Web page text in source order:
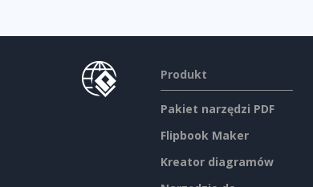
Produkt
Pakiet narzędzi PDF
Flipbook Maker
Kreator diagramów